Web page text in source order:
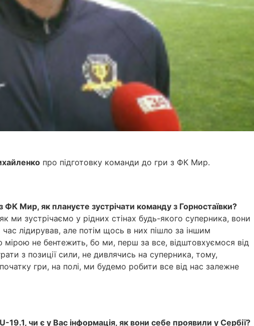
про підготовку команди до гри з ФК Мир.
Мир, як плануєте зустрічати команду з Горностаївки?
зустрічаємо у рідних стінах будь-якого суперника, вони
лідирував, але потім щось в них пішло за іншим
не бентежить, бо ми, перш за все, відштовхуємося від
з позиції сили, не дивлячись на суперника, тому,
гри, на полі, ми будемо робити все від нас залежне
19.1, чи є у Вас інформація, як вони себе проявили у Сербії?